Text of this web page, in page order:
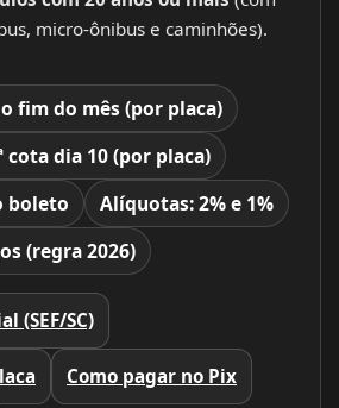
micro-ônibus e caminhões).
fim do mês (por placa)
cota dia 10 (por placa)
boleto Alíquotas:2% e 1%
(regra 2026)
(SEF/SC)
Como pagar no Pix